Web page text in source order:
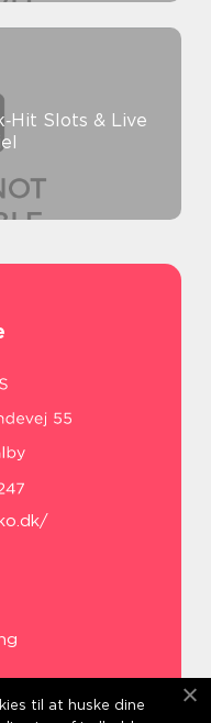
Slots & Live
til at huske dine